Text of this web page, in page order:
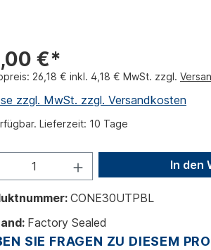
€*
26,18 € inkl. 4,18 € MwSt. zzgl.
zzgl. MwSt. zzgl. Versandkosten
Lieferzeit: 10 Tage
In den
CONE30UTPBL
Factory Sealed
SIE FRAGEN ZU DIESEM